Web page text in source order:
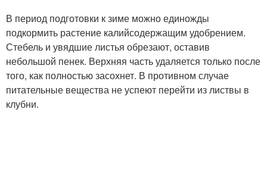
В период подготовки к зиме можно единожды
подкормить растение калийсодержащим удобрением.
Стебель и увядшие листья обрезают, оставив
небольшой пенек. Верхняя часть удаляется только после
того, как полностью засохнет. В противном случае
питательные вещества не успеют перейти из листвы в
клубни.